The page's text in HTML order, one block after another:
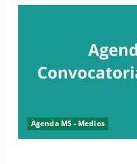
Agenda MS - Medios